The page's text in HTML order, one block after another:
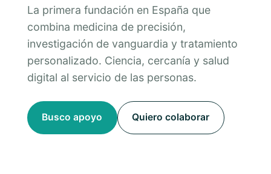
La primera fundación en España que
combina medicina de precisión,
investigación de vanguardia y tratamiento
personalizado. Ciencia, cercanía y salud
digital al servicio de las personas.
Busco apoyo Quiero colaborar